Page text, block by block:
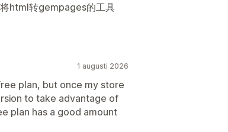
html转gempages的工具
1 augusti 2026
plan, but once my store
to take advantage of
plan has a good amount